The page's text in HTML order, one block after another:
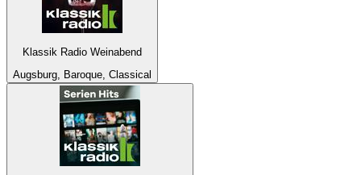
Klassik Radio Weinabend
Augsburg, Baroque, Classical